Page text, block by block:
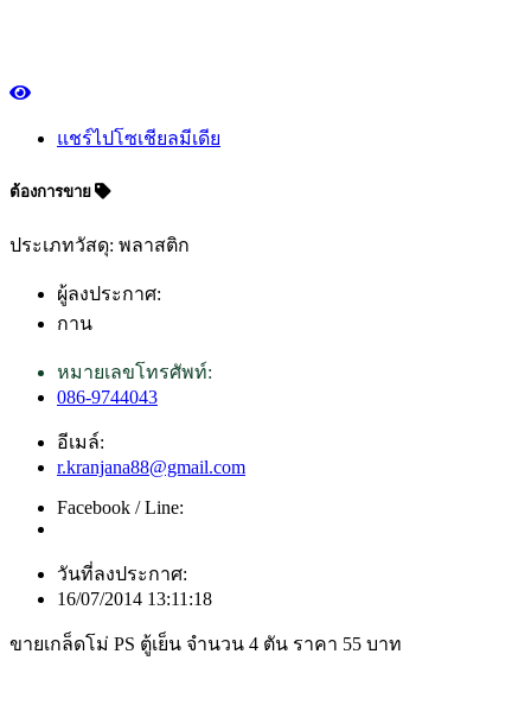
แชร์ไปโซเชียลมีเดีย
ต้องการขาย
ประเภทวัสดุ: พลาสติก
ผู้ลงประกาศ:
กาน
หมายเลขโทรศัพท์:
086-9744043
อีเมล์:
r.kranjana88@gmail.com
Facebook / Line:
วันที่ลงประกาศ:
16/07/2014 13:11:18
ขายเกล็ดโม่ PS ตู้เย็น จำนวน 4 ตัน ราคา 55 บาท